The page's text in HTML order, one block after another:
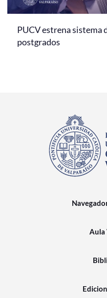
PUCV estrena sistema
postgrados